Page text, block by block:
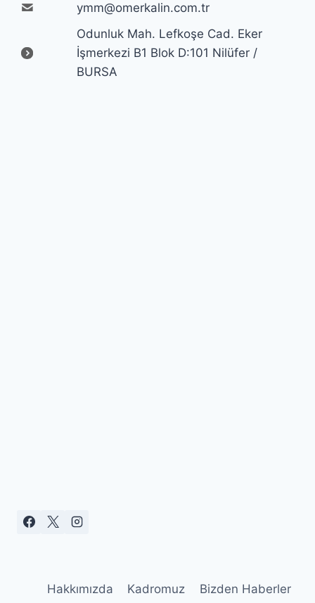
ymm@omerkalin.com.tr
Odunluk Mah. Lefkoşe Cad. Eker
İşmerkezi B1 Blok D:101 Nilüfer /
BURSA
Hakkımızda Kadromuz Bizden Haberler